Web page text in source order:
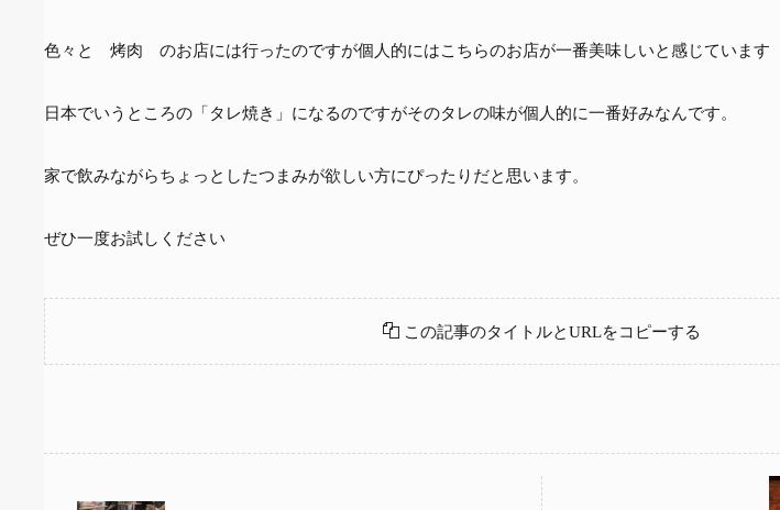
色々と 烤肉 のお店には行ったのですが個人的にはこちらのお店が一番美味しいと感じています
日本でいうところの「タレ焼き」になるのですがそのタレの味が個人的に一番好みなんです。
家で飲みながらちょっとしたつまみが欲しい方にぴったりだと思います。
ぜひ一度お試しください
この記事のタイトルとURLをコピーする